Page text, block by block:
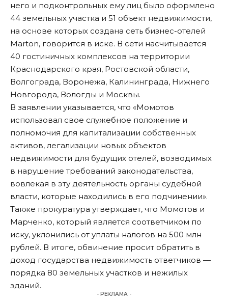
него и подконтрольных ему лиц было оформлено
44 земельных участка и 51 объект недвижимости,
на основе которых создана сеть бизнес-отелей
Marton, говорится в иске. В сети насчитывается
40 гостиничных комплексов на территории
Краснодарского края, Ростовской области,
Волгограда, Воронежа, Калининграда, Нижнего
Новгорода, Вологды и Москвы.
В заявлении указывается, что «Момотов
использовал свое служебное положение и
полномочия для капитализации собственных
активов, легализации новых объектов
недвижимости для будущих отелей, возводимых
в нарушение требований законодательства,
вовлекая в эту деятельность органы судебной
власти, которые находились в его подчинении».
Также прокуратура утверждает, что Момотов и
Марченко, который является соответчиком по
иску, уклонились от уплаты налогов на 500 млн
рублей. В итоге, обвинение просит обратить в
доход государства недвижимость ответчиков —
порядка 80 земельных участков и нежилых
зданий.
- РЕКЛАМА -